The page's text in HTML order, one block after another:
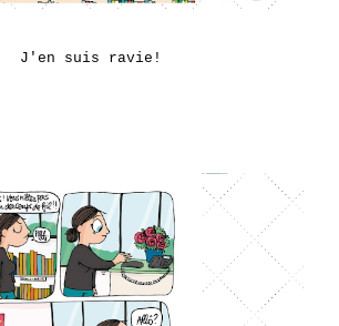
J'en suis ravie!